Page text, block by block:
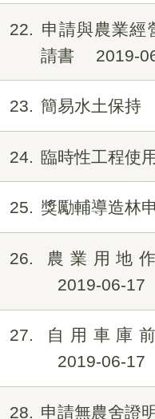
22
申請與農業經
請書
2019-
23 簡易水土保持
24 臨時性工程使
25 獎勵輔導造林
26
農業用地
2019-06-17
27
自用車庫
2019-06-17
28 申請無農舍證明